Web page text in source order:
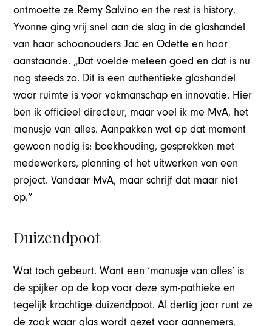
ontmoette ze Remy Salvino en the rest is history.
Yvonne ging vrij snel aan de slag in de glashandel
van haar schoonouders Jac en Odette en haar
aanstaande. „Dat voelde meteen goed en dat is nu
nog steeds zo. Dit is een authentieke glashandel
waar ruimte is voor vakmanschap en innovatie. Hier
ben ik officieel directeur, maar voel ik me MvA, het
manusje van alles. Aanpakken wat op dat moment
gewoon nodig is: boekhouding, gesprekken met
medewerkers, planning of het uitwerken van een
project. Vandaar MvA, maar schrijf dat maar niet
op.”
Duizendpoot
Wat toch gebeurt. Want een ‘manusje van alles’ is
de spijker op de kop voor deze sym-pathieke en
tegelijk krachtige duizendpoot. Al dertig jaar runt ze
de zaak waar glas wordt gezet voor aannemers,